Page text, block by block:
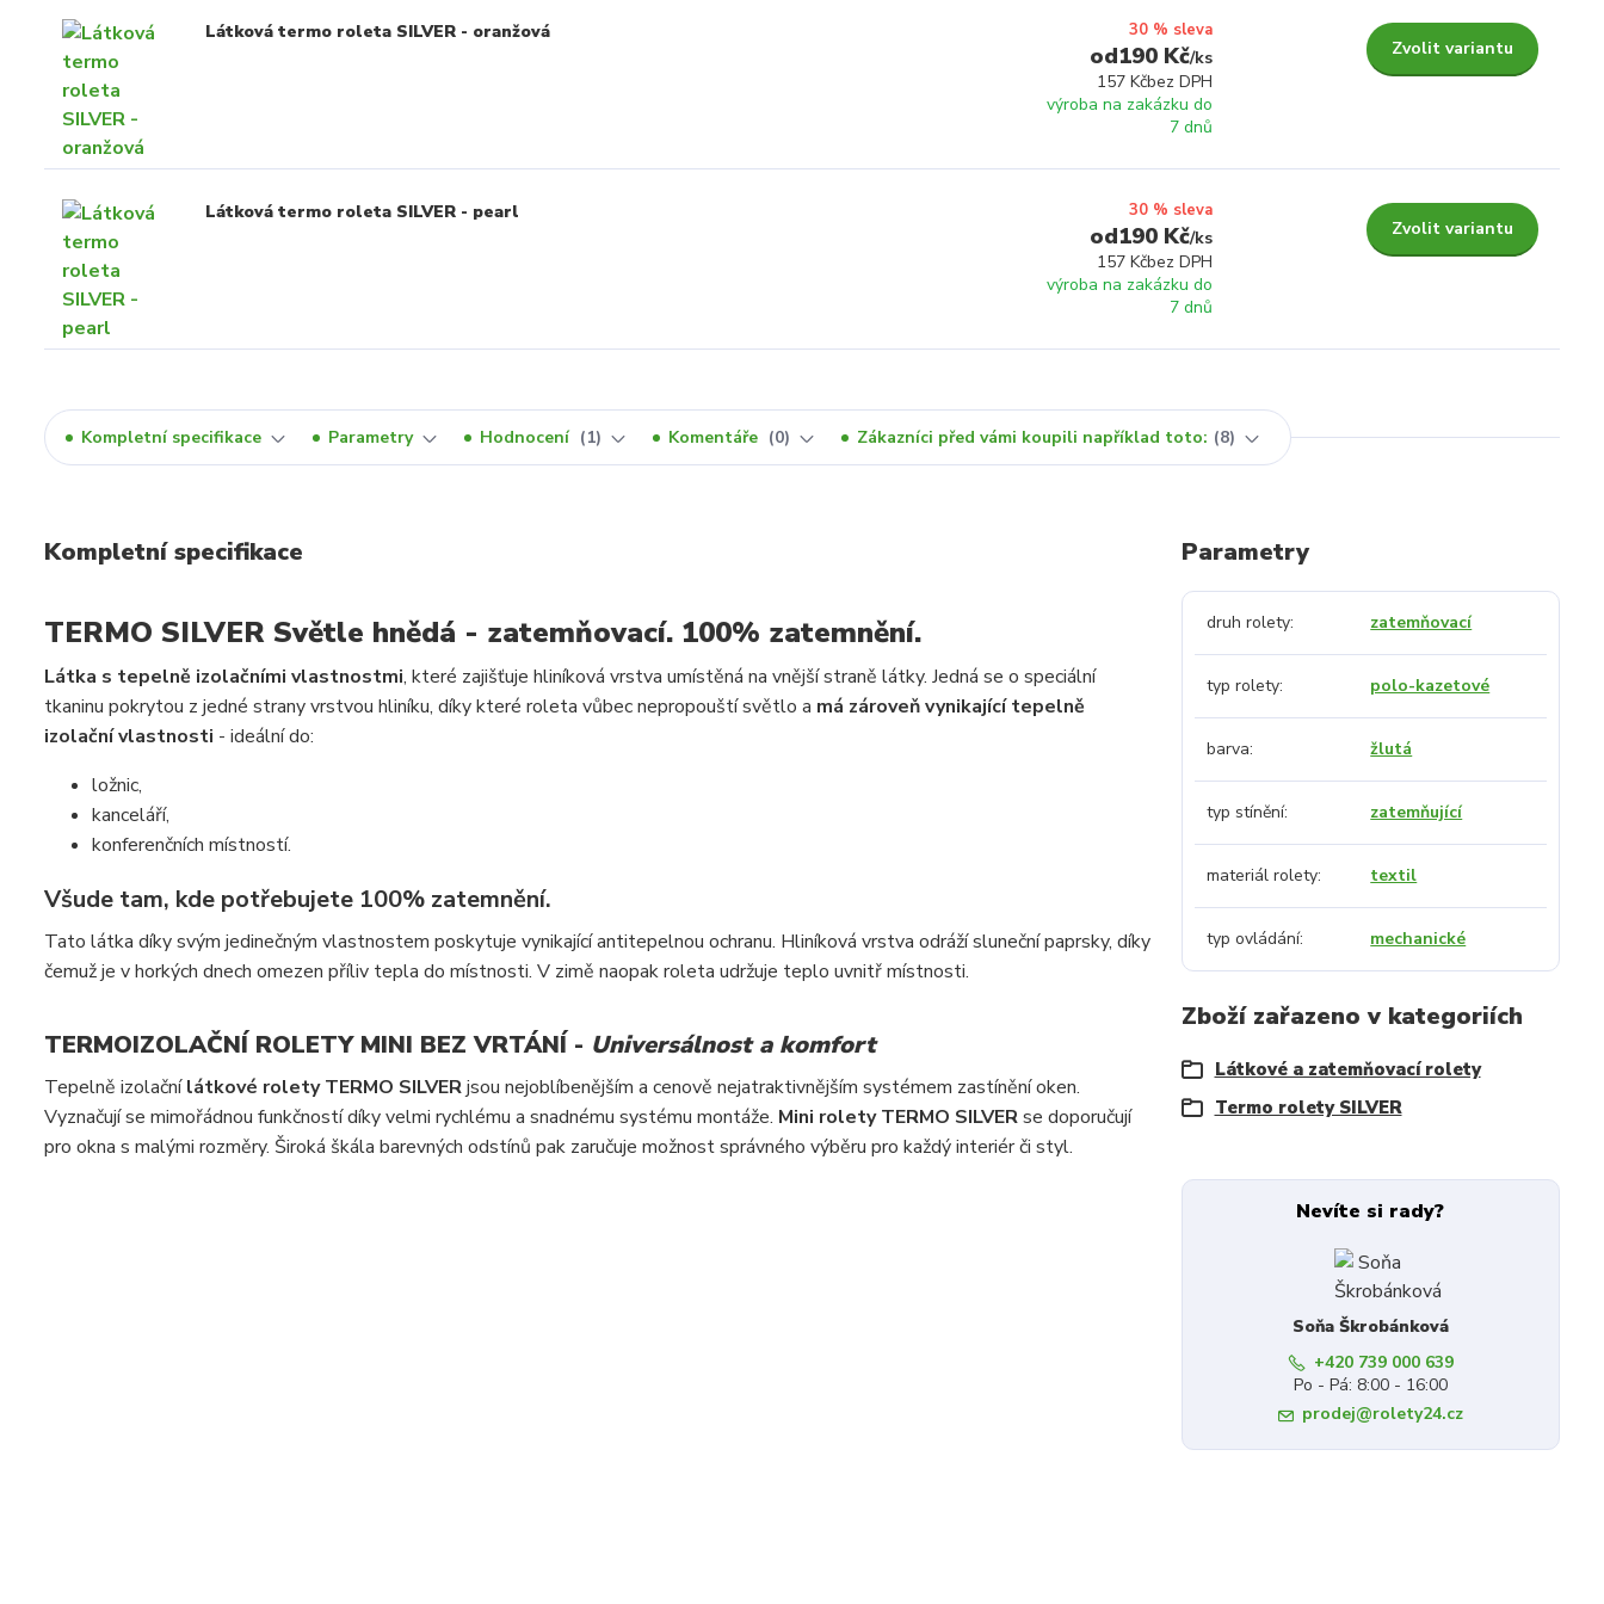
Látková termo roleta SILVER - oranžová 30 % sleva
190 Kč/ks
157 Kčbez DPH
výroba na zakázku do
7 dnů
Zvolit variantu
Látková termo roleta SILVER - pearl 30 % sleva
190 Kč/ks
157 Kčbez DPH
výroba na zakázku do
7 dnů
Zvolit variantu
Kompletní specifikace Parametry Hodnocení 1 Komentáře 0 Zákazníci před vámi koupili například toto: 8
Kompletní specifikace
TERMO SILVER Světle hnědá - zatemňovací. 100% zatemnění.
Látka s tepelně izolačními vlastnostmi, které zajišťuje hliníková vrstva umístěná na vnější straně látky. Jedná se o speciální
tkaninu pokrytou z jedné strany vrstvou hliníku, díky které roleta vůbec nepropouští světlo a má zároveň vynikající tepelně
izolační vlastnosti - ideální do:
ložnic,
kanceláří,
konferenčních místností.
Všude tam, kde potřebujete 100% zatemnění.
Tato látka díky svým jedinečným vlastnostem poskytuje vynikající antitepelnou ochranu. Hliníková vrstva odráží sluneční paprsky, díky
čemuž je v horkých dnech omezen příliv tepla do místnosti. V zimě naopak roleta udržuje teplo uvnitř místnosti.
TERMOIZOLAČNÍ ROLETY MINI BEZ VRTÁNÍ - Universálnost a komfort
Tepelně izolačnílátkové rolety TERMO SILVERjsou nejoblíbenějším a cenově nejatraktivnějším systémem zastínění oken.
Vyznačují se mimořádnou funkčností díky velmi rychlému a snadnému systému montáže. Mini rolety TERMO SILVERse doporučují
pro okna s malými rozměry. Široká škála barevných odstínů pak zaručuje možnost správného výběru pro každý interiér či styl.
Parametry
druh rolety zatemňovací
typ rolety polo-kazetové
barva žlutá
typ stínění zatemňující
materiál rolety textil
typ ovládání mechanické
Zboží zařazeno v kategoriích
Látkové a zatemňovací rolety
Termo rolety SILVER
Nevíte si rady?
Soňa Škrobánková
+420 739 000 639
Po - Pá: 8:00 - 16:00
prodej@rolety24.cz